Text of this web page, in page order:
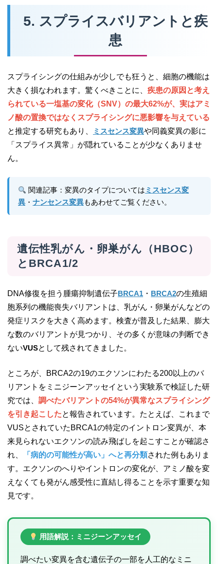
5. スプライスバリアントと疾
患
スプライシングの仕組みが少しでも狂うと、細胞の機能は
大きく損なわれます。驚くべきことに、 疾患の原因と考え
られている一塩基の変化（SNV）の最大62%が、実はアミ
ノ酸の置換ではなくスプライシングに悪影響を与えている
と推定する研究もあり、
ミスセンス変異や同義変異の影に
「スプライス異常」が隠れていることが少なくありませ
ん。
関連記事：変異のタイプについては ミスセンス変
異 ・ ナンセンス変異もあわせてご覧ください。
遺伝性乳がん・卵巣がん（HBOC）
とBRCA1/2
DNA修復を担う腫瘍抑制遺伝子BRCA1 ・ BRCA2の生殖細
胞系列の機能喪失バリアントは、乳がん・卵巣がんなどの
発症リスクを大きく高めます。検査が普及した結果、膨大
な数のバリアントが見つかり、その多くが意味の判断でき
ないVUSとして残されてきました。
ところが、BRCA2の19のエクソンにわたる200以上のバ
リアントをミニジーンアッセイという実験系で検証した研
究では、 調べたバリアントの54%が異常なスプライシング
を引き起こしたと報告されています。たとえば、これまで
VUSとされていたBRCA1の特定のイントロン変異が、本
来見られないエクソンの読み飛ばしを起こすことが確認さ
れ、
「病的の可能性が高い」へと再分類された例もありま
す。エクソンのへりやイントロンの変化が、アミノ酸を変
えなくても発がん感受性に直結し得ることを示す重要な知
見です。
用語解説：ミニジーンアッセイ
調べたい変異を含む遺伝子の一部を人工的なミニ